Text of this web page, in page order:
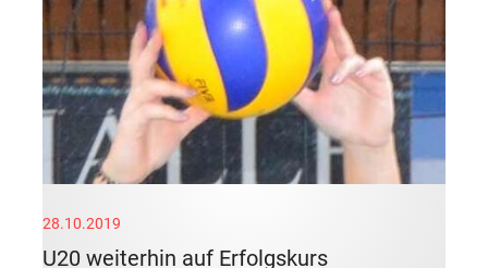
28.10.2019
U20 weiterhin auf Erfolgskurs